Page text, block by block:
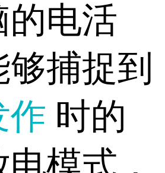
的电活
捕捉到
作 时的
模式，